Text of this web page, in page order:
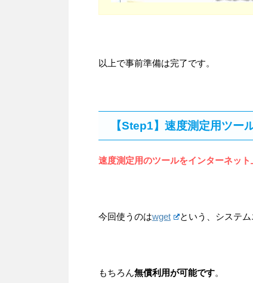
以上で事前準備は完了です。
【Step1】速度測定用ツー
速度測定用のツールをインターネッ
今回使うのはwget という、システ
もちろん無償利用が可能です。